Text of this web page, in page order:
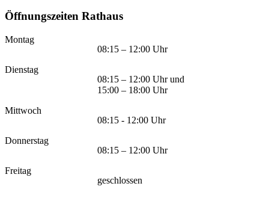
Öffnungszeiten Rathaus
Montag
08:15 – 12:00 Uhr
Dienstag
08:15 – 12:00 Uhr und
15:00 – 18:00 Uhr
Mittwoch
08:15 - 12:00 Uhr
Donnerstag
08:15 – 12:00 Uhr
Freitag
geschlossen